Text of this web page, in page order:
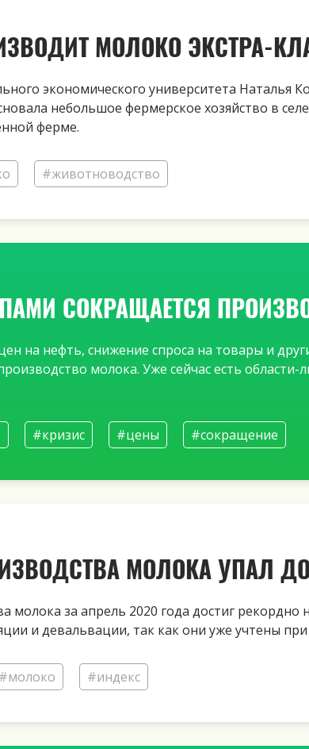
МОЛОКО ЭКСТРА-
экономического университета Наталья
небольшое фермерское хозяйство в
ферме.
#животноводство
СОКРАЩАЕТСЯ
на нефть, снижение спроса на товары и
молока. Уже сейчас есть
#кризис #цены #сокращение
МОЛОКА УПАЛ
за апрель 2020 года достиг рекордно
и девальвации, так как они уже учтены
#молоко #индекс